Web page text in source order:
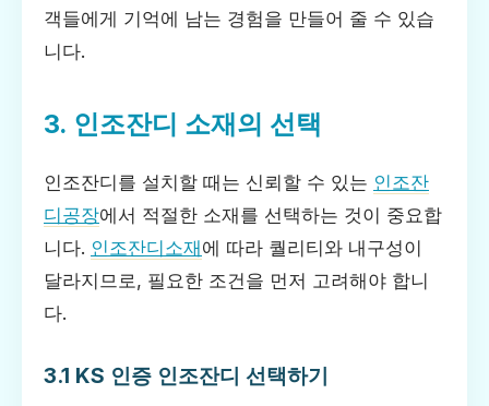
객들에게 기억에 남는 경험을 만들어 줄 수 있습
니다.
3. 인조잔디 소재의 선택
인조잔디를 설치할 때는 신뢰할 수 있는 인조잔
디공장에서 적절한 소재를 선택하는 것이 중요합
니다. 인조잔디소재에 따라 퀄리티와 내구성이
달라지므로, 필요한 조건을 먼저 고려해야 합니
다.
3.1 KS 인증 인조잔디 선택하기